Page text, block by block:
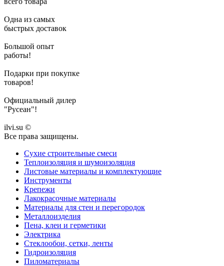
Одна из самых
быстрых доставок
Большой опыт
работы!
Подарки при покупке
товаров!
Официальный дилер
"Русеан"!
ilvi.su ©
Все права защищены.
Сухие строительные смеси
Теплоизоляция и шумоизоляция
Листовые материалы и комплектующие
Инструменты
Крепежи
Лакокрасочные материалы
Материалы для стен и перегородок
Металлоизделия
Пена, клеи и герметики
Электрика
Стеклообои, сетки, ленты
Гидроизоляция
Пиломатериалы